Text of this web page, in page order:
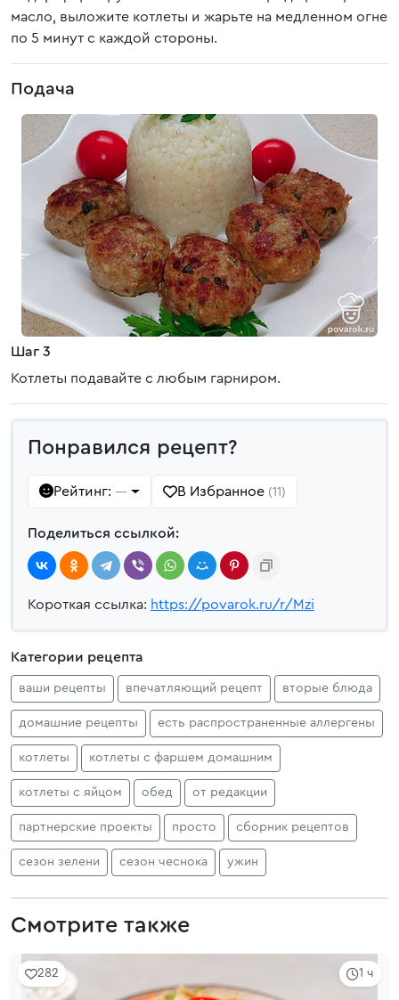
масло, выложите котлеты и жарьте на медленном огне
по 5 минут с каждой стороны.
Подача
Шаг 3
Котлеты подавайте с любым гарниром.
Понравился рецепт?
Рейтинг: — В Избранное (11)
Поделиться ссылкой:
Короткая ссылка: https://povarok.ru/r/Mzi
Категории рецепта
ваши рецепты впечатляющий рецепт вторые блюда
домашние рецепты есть распространенные аллергены
котлеты котлеты с фаршем домашним
котлеты с яйцом обед от редакции
партнерские проекты просто сборник рецептов
сезон зелени сезон чеснока ужин
Смотрите также
1 ч
282